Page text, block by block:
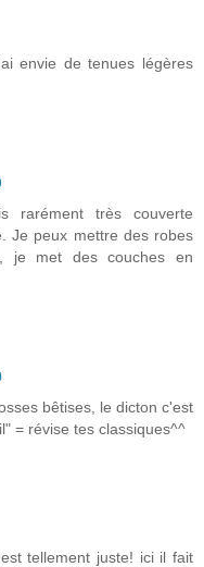
envie de tenues légères
rarément très couverte
Je peux mettre des robes
je met des couches en
bêtises, le dicton c'est
= révise tes classiques^^
tellement juste! ici il fait